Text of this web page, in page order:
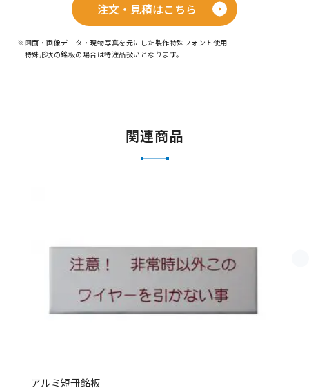
注文・見積はこちら
※図面・画像データ・現物写真を元にした製作特殊フォント使用
特殊形状の銘板の場合は特注品扱いとなります。
関連商品
アルミ短冊銘板